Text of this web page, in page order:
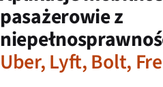
pasażerowie z
Uber, Lyft, Bolt,